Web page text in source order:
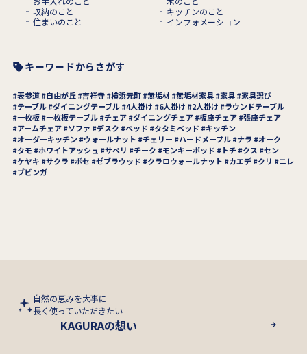
収納のこと
キッチンのこと
住まいのこと
インフォメーション
キーワードからさがす
表参道 自由が丘 吉祥寺 横浜元町 無垢材 無垢材家具 家具
家具選び
テーブル ダイニングテーブル 4人掛け 6人掛け 2人掛け
ラウンドテーブル
一枚板 一枚板テーブル チェア ダイニングチェア 板座チェア 張座チェア
アームチェア
ソファ デスク ベッド タタミベッド
キッチン
オーダーキッチン
ウォールナット チェリー ハードメープル ナラ
オーク
タモ
ホワイトアッシュ サペリ チーク モンキーポッド トチ クス
セン
ケヤキ
サクラ ボセ ゼブラウッド クラロウォールナット カエデ クリ
ニレ
ブビンガ
自然の恵みを大事に
長く使っていただきたい
KAGURAの想い